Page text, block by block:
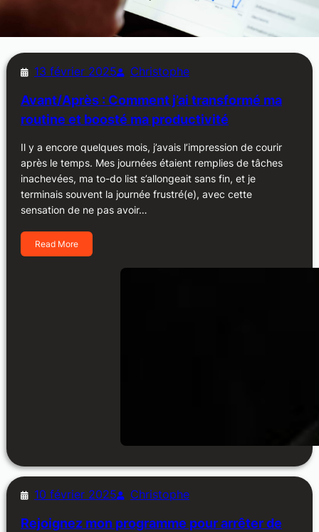
13 février 2025 Christophe
Avant/Après : Comment j’ai transformé ma
routine et boosté ma productivité
Il y a encore quelques mois, j’avais l’impression de courir
après le temps. Mes journées étaient remplies de tâches
inachevées, ma to-do list s’allongeait sans fin, et je
terminais souvent la journée frustré(e), avec cette
sensation de ne pas avoir…
Read More
10 février 2025 Christophe
Rejoignez mon programme pour arrêter de